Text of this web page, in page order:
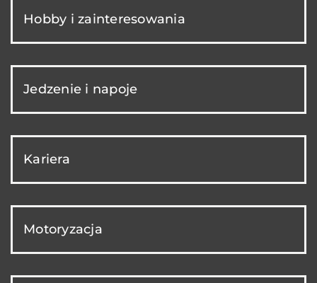
Hobby i zainteresowania
Jedzenie i napoje
Kariera
Motoryzacja